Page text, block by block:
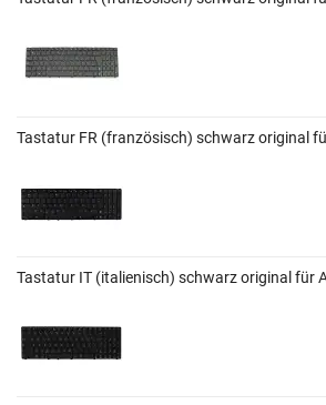
Tastatur FR (französisch) schwarz original
Tastatur IT (italienisch) schwarz original für